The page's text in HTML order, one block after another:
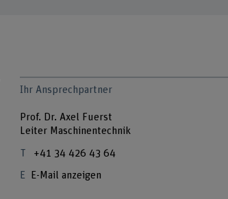
Ihr Ansprechpartner
Prof. Dr. Axel Fuerst
Leiter Maschinentechnik
+41 34 426 43 64
E-Mail anzeigen